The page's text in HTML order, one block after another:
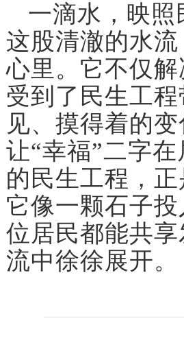
一滴水，映
这股清澈的水
心里。它不仅
受到了民生工
见、摸得着的
让“幸福”二字
的民生工程，
它像一颗石子
位居民都能共
流中徐徐展开。